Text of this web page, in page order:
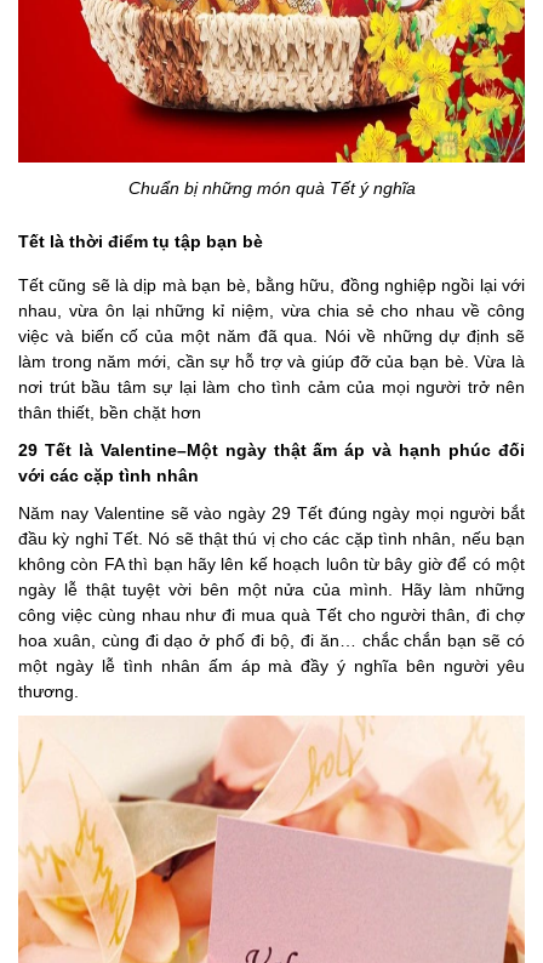
Chuẩn bị những món quà Tết ý nghĩa
Tết là thời điểm tụ tập bạn bè
Tết cũng sẽ là dịp mà bạn bè, bằng hữu, đồng nghiệp ngồi lại với
nhau, vừa ôn lại những kỉ niệm, vừa chia sẻ cho nhau về công
việc và biến cố của một năm đã qua. Nói về những dự định sẽ
làm trong năm mới, cần sự hỗ trợ và giúp đỡ của bạn bè. Vừa là
nơi trút bầu tâm sự lại làm cho tình cảm của mọi người trở nên
thân thiết, bền chặt hơn
29 Tết là Valentine–Một ngày thật ấm áp và hạnh phúc đối
với các cặp tình nhân
Năm nay Valentine sẽ vào ngày 29 Tết đúng ngày mọi người bắt
đầu kỳ nghỉ Tết. Nó sẽ thật thú vị cho các cặp tình nhân, nếu bạn
không còn FA thì bạn hãy lên kế hoạch luôn từ bây giờ để có một
ngày lễ thật tuyệt vời bên một nửa của mình. Hãy làm những
công việc cùng nhau như đi mua quà Tết cho người thân, đi chợ
hoa xuân, cùng đi dạo ở phố đi bộ, đi ăn… chắc chắn bạn sẽ có
một ngày lễ tình nhân ấm áp mà đầy ý nghĩa bên người yêu
thương.